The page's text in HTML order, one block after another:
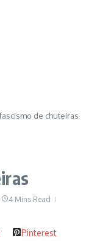
de chuteiras
4 Mins Read
Pinterest